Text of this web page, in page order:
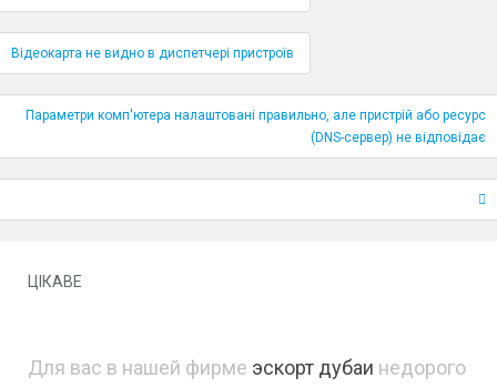
по публікаціям
Відеокарта не видно в диспетчері пристроїв
Параметри комп'ютера налаштовані правильно, але пристрій або ресурс
(DNS-сервер) не відповідає
ЦІКАВЕ
Для вас в нашей фирме эскорт дубаи недорого